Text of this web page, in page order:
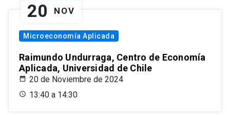
20 NOV
Microeconomía Aplicada
Raimundo Undurraga, Centro de Economía
Aplicada, Universidad de Chile
20 de Noviembre de 2024
13:40 a 14:30